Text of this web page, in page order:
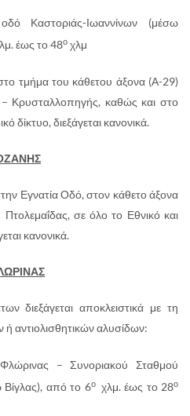
Καστοριάς-Ιωαννίνων (μέσω
έως το 48ο χλμ
τμήμα του κάθετου άξονα (Α-29)
– Κρυσταλλοπηγής, καθώς και στο
δίκτυο, διεξάγεται κανονικά.
Εγνατία Οδό, στον κάθετο άξονα
σε όλο το Εθνικό και
κανονικά.
διεξάγεται αποκλειστικά με τη
αντιολισθητικών αλυσίδων:
– Συνοριακού Σταθμού
από το 6ο χλμ. έως το 28ο